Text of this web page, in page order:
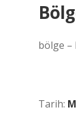
bölge –
Tarih: